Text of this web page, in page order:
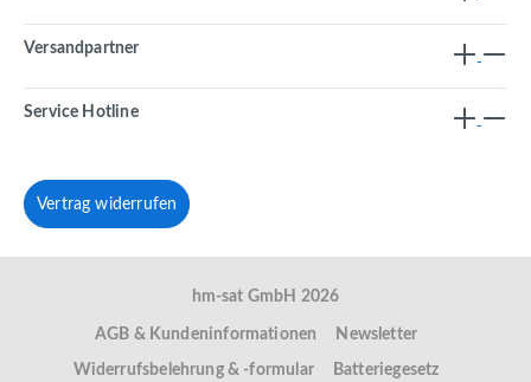
Versandpartner
Service Hotline
Vertrag widerrufen
hm-sat GmbH 2026
AGB & Kundeninformationen Newsletter
Widerrufsbelehrung & -formular Batteriegesetz